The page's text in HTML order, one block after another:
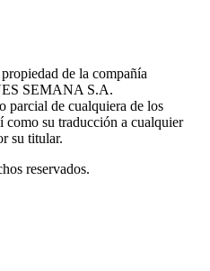
de la compañía
SEMANA S.A.
parcial de cualquiera de los
como su traducción a cualquier
su titular.
reservados.